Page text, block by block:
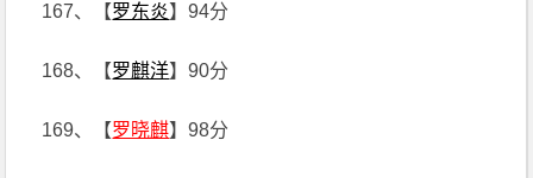
167、【罗东炎】94分
168、【罗麒洋】90分
169、【罗晓麒】98分